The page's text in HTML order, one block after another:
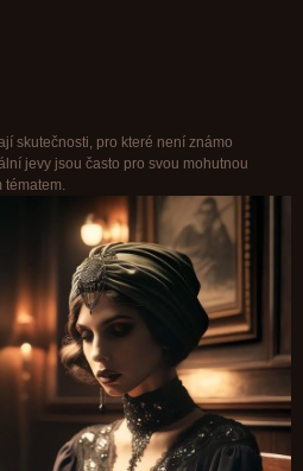
skutečnosti, pro které není známo
jevy jsou často pro svou mohutnou
tématem.